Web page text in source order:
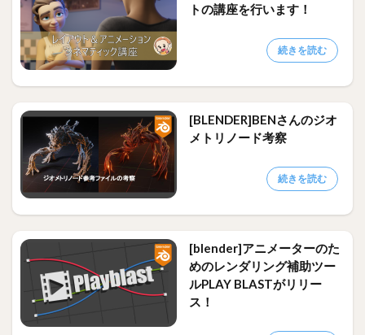
トの講座を行います！
続きを読む
[BLENDER]BENさんのジオ
メトリノード考察
続きを読む
[blender]アニメーターのた
めのレンダリング補助ツー
ルPLAY BLASTがリリー
ス！